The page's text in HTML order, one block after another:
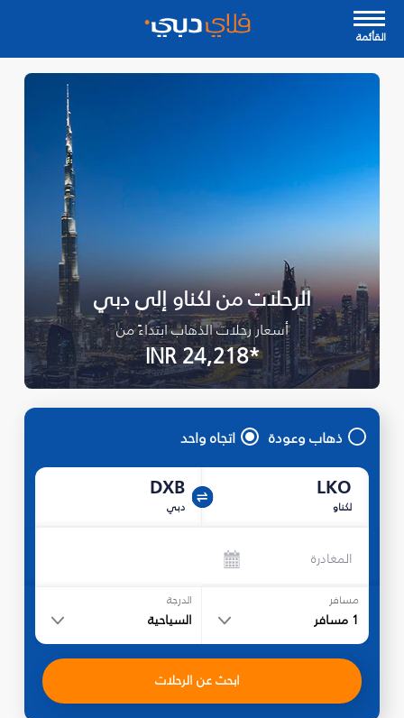
القأئمة
الرحلات من لكناو إلى دبي
أسعار رحلات الذهاب ابتداءً من
*INR 24,218
ذهاب وعودة اتجاه واحد
LKO
لكناو
DXB
دبي
المغادرة
مسافر
1 مسافر
الدرجة
السياحية
ابحث عن الرحلات